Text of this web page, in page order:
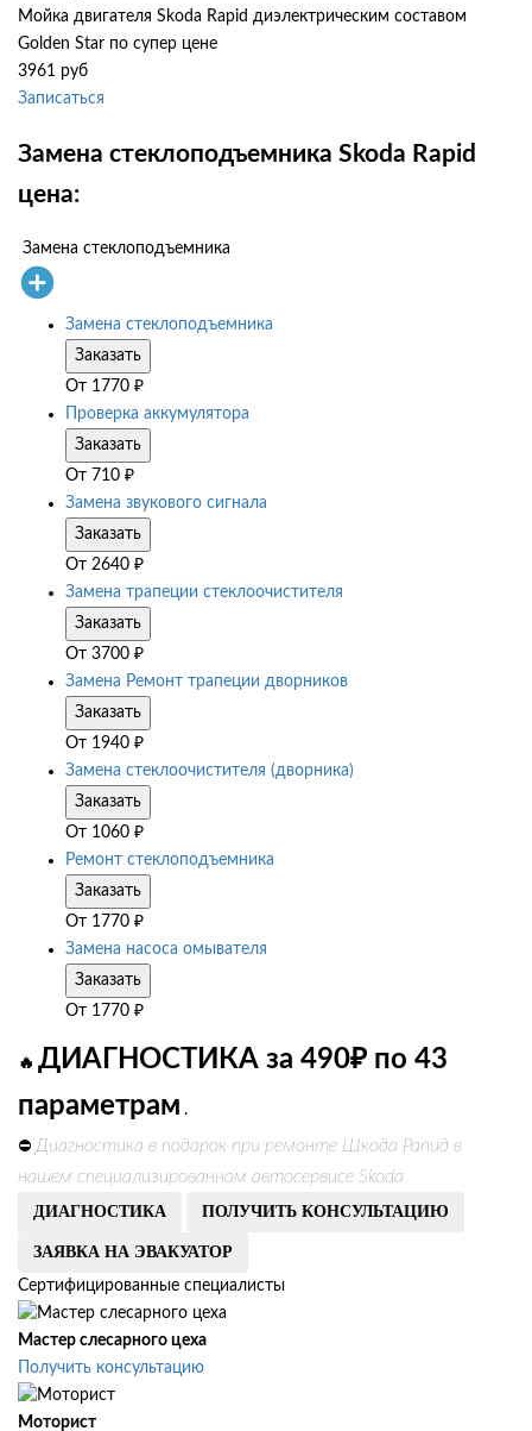
Мойка двигателя Skoda Rapid диэлектрическим составом
Golden Star по супер цене
3961 руб
Записаться
Замена стеклоподъемника Skoda Rapid
цена:
Замена стеклоподъемника
Замена стеклоподъемника
Заказать
От 1770 ₽
Проверка аккумулятора
Заказать
От 710 ₽
Замена звукового сигнала
Заказать
От 2640 ₽
Замена трапеции стеклоочистителя
Заказать
От 3700 ₽
Замена Ремонт трапеции дворников
Заказать
От 1940 ₽
Замена стеклоочистителя (дворника)
Заказать
От 1060 ₽
Ремонт стеклоподъемника
Заказать
От 1770 ₽
Замена насоса омывателя
Заказать
От 1770 ₽
🔥 ДИАГНОСТИКА за 490₽ по 43
параметрам .
⛔ Диагностика в подарок при ремонте Шкода Рапид в
нашем специализированном автосервисе Skoda
ДИАГНОСТИКА ПОЛУЧИТЬ КОНСУЛЬТАЦИЮ
ЗАЯВКА НА ЭВАКУАТОР
Сертифицированные специалисты
Мастер слесарного цеха
Получить консультацию
Моторист